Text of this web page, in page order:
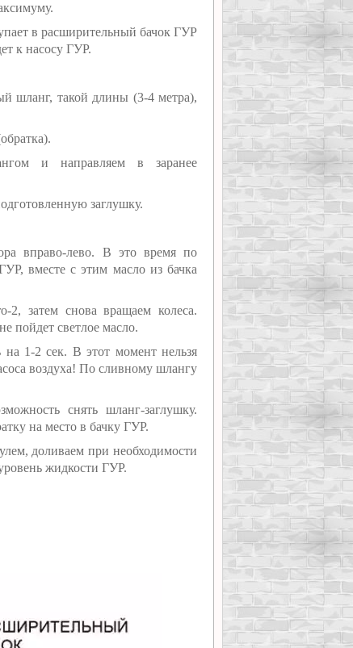
в расширительный бачок ГУР
к насосу ГУР.
шланг, такой длины (3-4 метра),
и направляем в заранее
заглушку.
вправо-лево. В это время по
вместе с этим масло из бачка
затем снова вращаем колеса.
пойдет светлое масло.
на 1-2 сек. В этот момент нельзя
воздуха! По сливному шлангу
снять шланг-заглушку.
на место в бачку ГУР.
доливаем при необходимости
жидкости ГУР.